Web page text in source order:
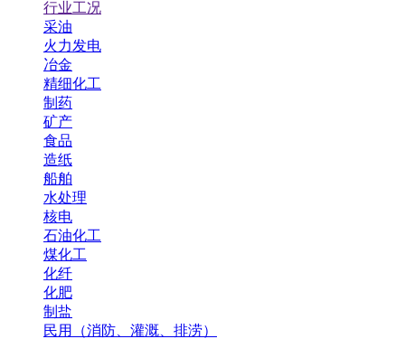
行业工况
采油
火力发电
冶金
精细化工
制药
矿产
食品
造纸
船舶
水处理
核电
石油化工
煤化工
化纤
化肥
制盐
民用（消防、灌溉、排涝）